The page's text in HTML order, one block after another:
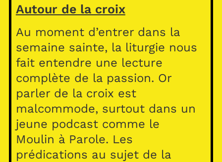
Autour de la croix
Au moment d’entrer dans la
semaine sainte, la liturgie nous
fait entendre une lecture
complète de la passion. Or
parler de la croix est
malcommode, surtout dans un
jeune podcast comme le
Moulin à Parole. Les
prédications au sujet de la